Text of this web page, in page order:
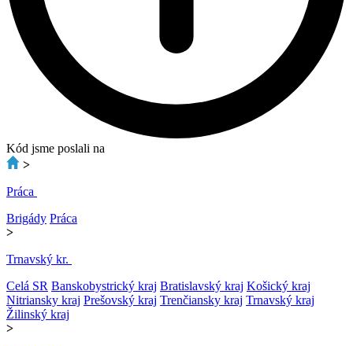
Kód jsme poslali na
>
Práca
Brigády Práca
>
Trnavský kr.
Celá SR Banskobystrický kraj Bratislavský kraj Košický kraj
Nitriansky kraj Prešovský kraj Trenčiansky kraj Trnavský kraj
Žilinský kraj
>